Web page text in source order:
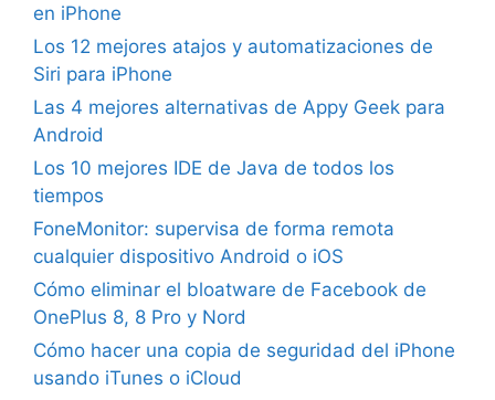
en iPhone
Los 12 mejores atajos y automatizaciones de
Siri para iPhone
Las 4 mejores alternativas de Appy Geek para
Android
Los 10 mejores IDE de Java de todos los
tiempos
FoneMonitor: supervisa de forma remota
cualquier dispositivo Android o iOS
Cómo eliminar el bloatware de Facebook de
OnePlus 8, 8 Pro y Nord
Cómo hacer una copia de seguridad del iPhone
usando iTunes o iCloud